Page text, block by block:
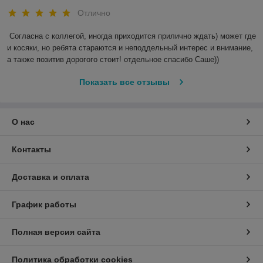
Отлично
Согласна с коллегой, иногда приходится прилично ждать) может где
и косяки, но ребята стараются и неподдельный интерес и внимание,
а также позитив дорогого стоит! отдельное спасибо Саше))
Показать все отзывы
О нас
Контакты
Доставка и оплата
График работы
Полная версия сайта
Политика обработки cookies